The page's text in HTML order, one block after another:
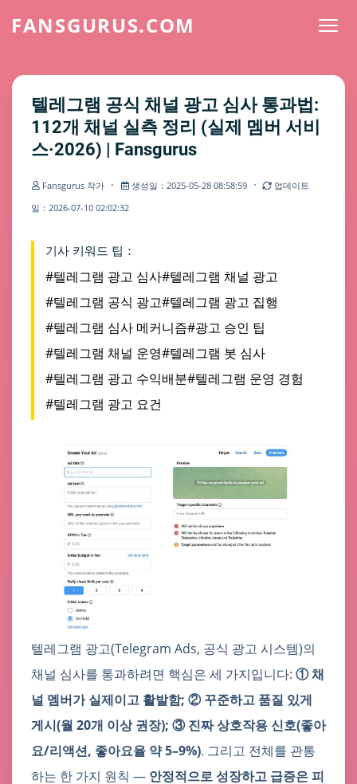
FANSGURUS.COM
텔레그램 공식 채널 광고 심사 통과법:
112개 채널 실측 정리 (실제 멤버 서비
스·2026) | Fansgurus
Fansgurus 작가 · 생성일：2025-05-28 08:58:59 ·
업데이트
일：2026-07-10 02:02:32
기사 키워드 팁：
#텔레그램 광고 심사#텔레그램 채널 광고
#텔레그램 공식 광고#텔레그램 광고 집행
#텔레그램 심사 메커니즘#광고 승인 팁
#텔레그램 채널 운영#텔레그램 봇 심사
#텔레그램 광고 수익배분#텔레그램 운영 경험
#텔레그램 광고 요건
텔레그램 광고(Telegram Ads, 공식 광고 시스템)의
채널 심사를 통과하려면 핵심은 세 가지입니다: ① 채
널 멤버가 실제이고 활발함; ② 꾸준하고 품질 있게
게시(월 20개 이상 권장); ③ 진짜 상호작용 신호(좋아
요/리액션, 좋아요율 약 5–9%). 그리고 전체를 관통
하는 한 가지 원칙 — 안정적으로 성장하고 급증은 피